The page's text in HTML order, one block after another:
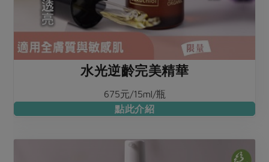
水光逆齡完美精華
675元/15ml/瓶
點此介紹